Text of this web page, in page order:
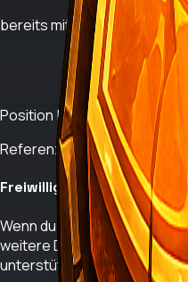
bereits mit?
Position besonders
Referenzen
Freiwillige Anhänge
Wenn du möchtest, kannst
weitere Dateien
unterstützen.